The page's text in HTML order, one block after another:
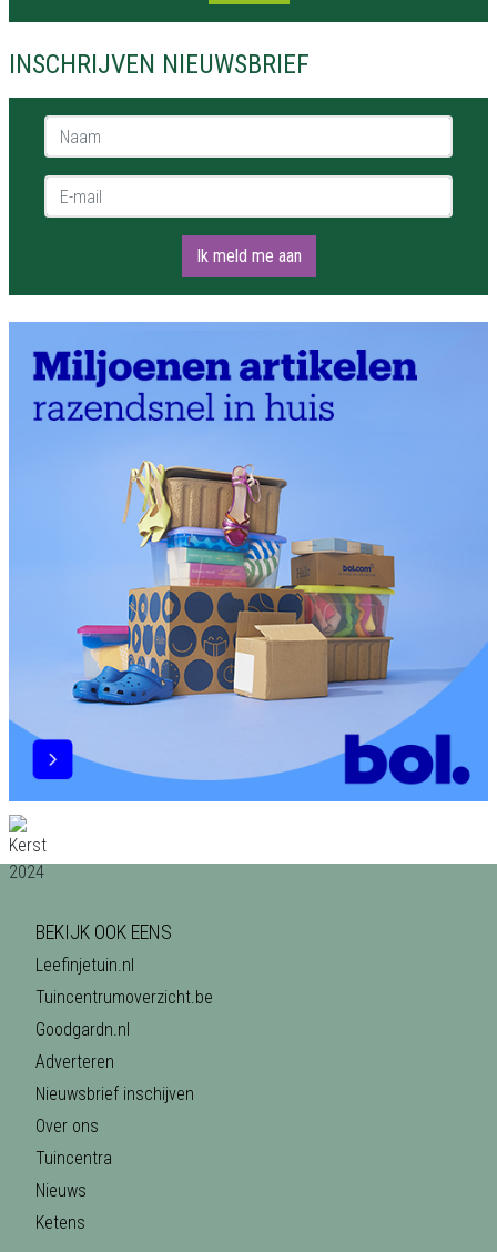
INSCHRIJVEN NIEUWSBRIEF
Naam *
E-mail *
Ik meld me aan
BEKIJK OOK EENS
Leefinjetuin.nl
Tuincentrumoverzicht.be
Goodgardn.nl
Adverteren
Nieuwsbrief inschijven
Over ons
Tuincentra
Nieuws
Ketens